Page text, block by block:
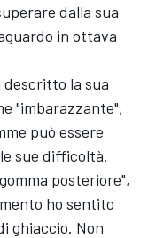
dalla sua
in ottava
descritto la sua
"imbarazzante",
può essere
sue difficoltà.
posteriore",
ho sentito
ghiaccio. Non